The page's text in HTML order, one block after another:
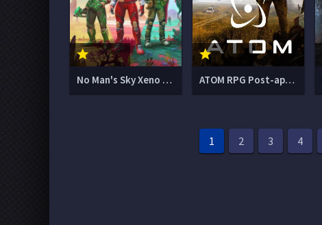
No Man's Sky Xeno Arena ATOM RPG Post-apocalyptic indie game
1 2 3 4